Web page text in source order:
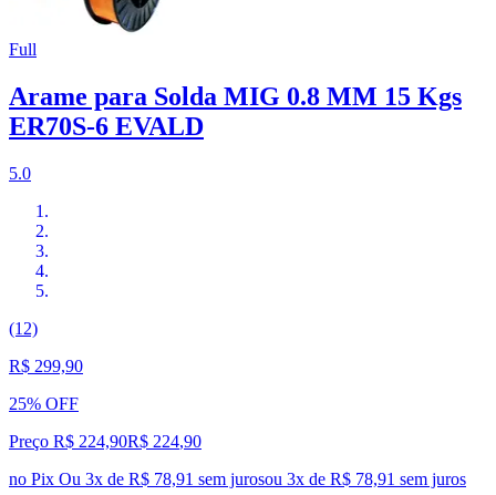
Full
Arame para Solda MIG 0.8 MM 15 Kgs
ER70S-6 EVALD
5.0
(12)
R$ 299,90
25% OFF
Preço R$ 224,90R$ 224,90
no Pix Ou 3x de R$ 78,91 sem jurosou 3x de R$ 78,91 sem juros